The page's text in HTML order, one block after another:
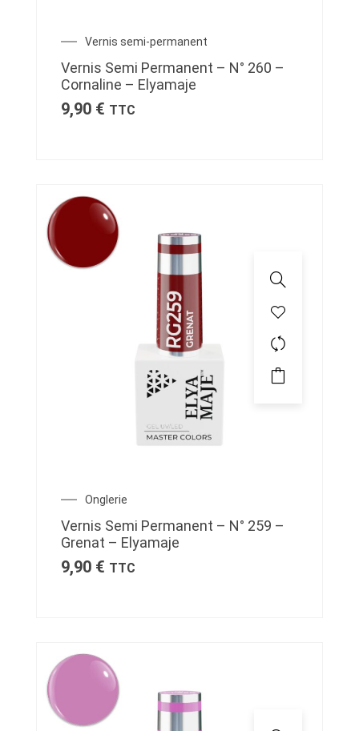
Vernis semi-permanent
Vernis Semi Permanent – N° 260 –
Cornaline – Elyamaje
9,90 € TTC
Onglerie
Vernis Semi Permanent – N° 259 –
Grenat – Elyamaje
9,90 € TTC